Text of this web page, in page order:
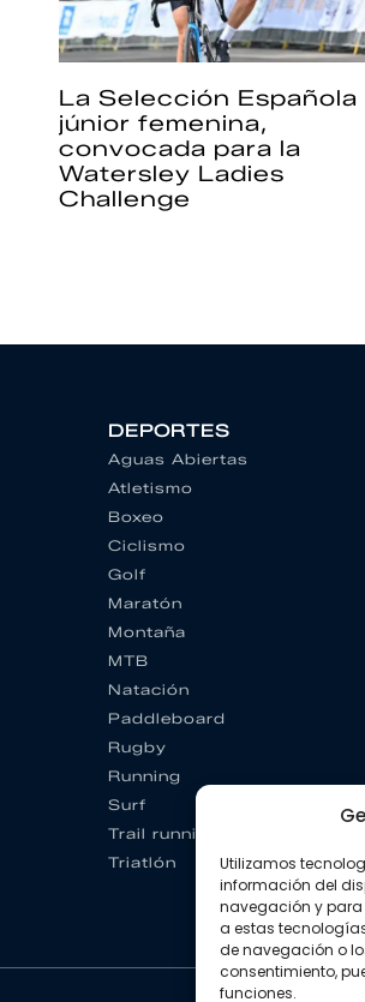
Utilizamos
información del
navegación y para
a estas
de navegación o
consentimiento,
funciones.
La Selección Española
júnior femenina,
convocada para la
Watersley Ladies
Challenge
DEPORTES
Aguas Abiertas
Atletismo
Boxeo
Ciclismo
Golf
Maratón
Montaña
MTB
Natación
Paddleboard
Rugby
Running
Surf
Trail running
Triatlón